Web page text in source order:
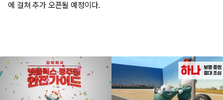
에 걸쳐 추가 오픈될 예정이다.